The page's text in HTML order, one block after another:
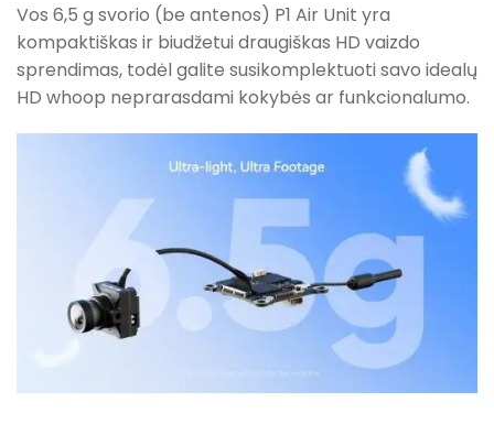
Vos 6,5 g svorio (be antenos) P1 Air Unit yra
kompaktiškas ir biudžetui draugiškas HD vaizdo
sprendimas, todėl galite susikomplektuoti savo idealų
HD whoop neprarasdami kokybės ar funkcionalumo.